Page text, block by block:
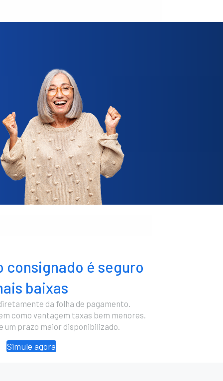
consignado é seguro
baixas
da folha de pagamento.
como vantagem taxas bem menores.
um prazo maior disponibilizado.
Simule agora